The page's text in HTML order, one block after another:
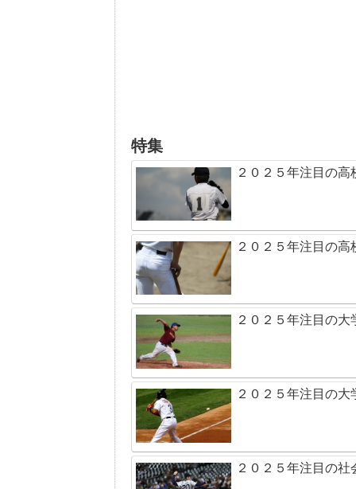
特集
２０２５年注目の
２０２５年注目の
２０２５年注目の
２０２５年注目の
２０２５年注目の